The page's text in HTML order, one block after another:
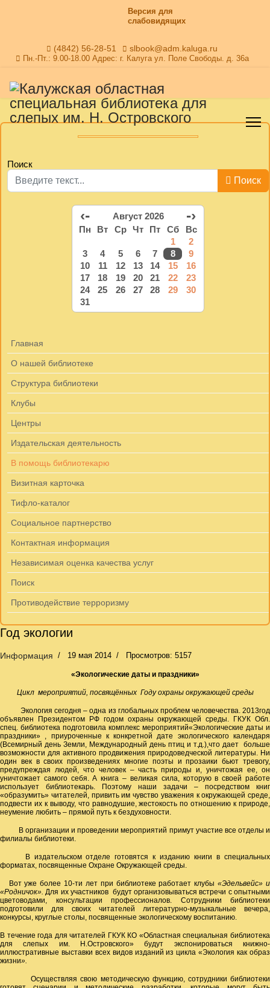
Версия для
слабовидящих
(4842) 56-28-51 slbook@adm.kaluga.ru
Пн.-Пт.: 9.00-18.00 Адрес: г. Калуга ул. Поле Свободы. д. 36а
Поиск
Поиск
‹- Август 2026 -›
Пн Вт Ср Чт Пт Сб
Вс
1
2
3
4 5 6 7 8
9
10
11 12 13 14 15
16
17
18 19 20 21 22
23
24
25 26 27 28 29
30
31
Главная
О нашей библиотеке
Структура библиотеки
Клубы
Центры
Издательская деятельность
В помощь библиотекарю
Визитная карточка
Тифло-каталог
Социальное партнерство
Контактная информация
Независимая оценка качества услуг
Поиск
Противодействие терроризму
Год экологии
Информация 19 мая 2014 Просмотров: 5157
«Экологические даты и праздники»
Цикл мероприятий, посвящённых Году охраны окружающей среды
Экология сегодня – одна из глобальных проблем человечества. 2013год
объявлен Президентом РФ годом охраны окружающей среды. ГКУК Обл.
спец. библиотека подготовила комплекс мероприятий«Экологические даты и
праздники» , приуроченные к конкретной дате экологического календаря
(Всемирный день Земли, Международный день птиц и т.д.),что дает больше
возможности для активного продвижения природоведческой литературы. Ни
один век в своих произведениях многие поэты и прозаики бьют тревогу,
предупреждая людей, что человек – часть природы и, уничтожая ее, он
уничтожает самого себя. А книга – великая сила, которую в своей работе
использует библиотекарь. Поэтому наши задачи – посредством книг
«образумить» читателей, привить им чувство уважения к окружающей среде,
подвести их к выводу, что равнодушие, жестокость по отношению к природе,
неумение любить – прямой путь к бездуховности.
В организации и проведении мероприятий примут участие все отделы и
филиалы библиотеки.
В издательском отделе готовятся к изданию книги в специальных
форматах, посвященные Охране Окружающей среды.
Вот уже более 10-ти лет при библиотеке работает клубы«Эдельвейс» и
«Родничок». Для их участников будут организовываться встречи с опытными
цветоводами, консультации профессионалов. Сотрудники библиотеки
подготовили для своих читателей литературно-музыкальные вечера,
конкурсы, круглые столы, посвященные экологическому воспитанию.
В течение года для читателей ГКУК КО «Областная специальная библиотека
для слепых им. Н.Островского» будут экспонироваться книжно-
иллюстративные выставки всех видов изданий из цикла «Экология как образ
жизни».
Осуществляя свою методическую функцию, сотрудники библиотеки